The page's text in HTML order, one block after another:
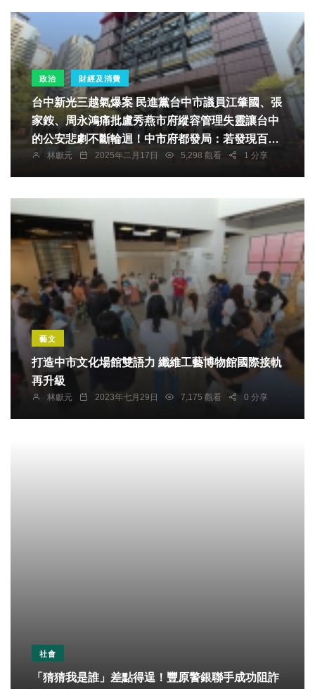
政治 財經及消費
台中新光三越氣爆案 民進黨台中市議員江肇國、張
家銨、周永鴻痛批盧秀燕市府縱容管理失靈讓台中
的公安悲劇不斷輪迴！中市府都發局：若發現百貨
商場疑似違規裝修 民眾檢舉屬實必開罰
林獻元 2025年二月17日 5,298 觀看 1 分享
藝文
打造中市文化場館雙語力 纖維工藝博物館國際接軌
再升級
林獻元 2023年七月29日 7,175 觀看 0 分享
社會
「猜猜我是誰」差點得逞！豐原警銀聯手成功阻詐